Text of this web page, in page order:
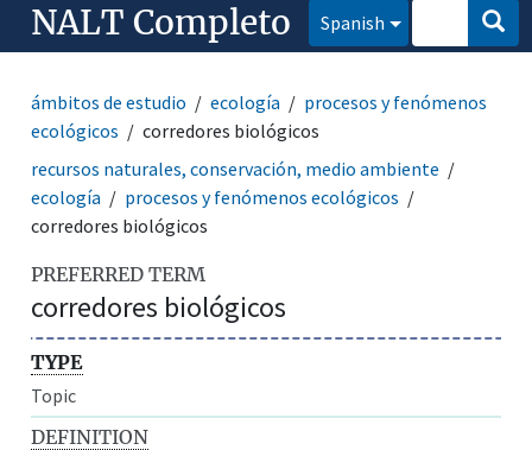
NALT Completo Spanish
ámbitos de estudio ecología
procesos y fenómenos
ecológicos
corredores biológicos
recursos naturales, conservación, medio ambiente
ecología
procesos y fenómenos ecológicos
corredores biológicos
PREFERRED TERM
corredores biológicos
TYPE
Topic
DEFINITION